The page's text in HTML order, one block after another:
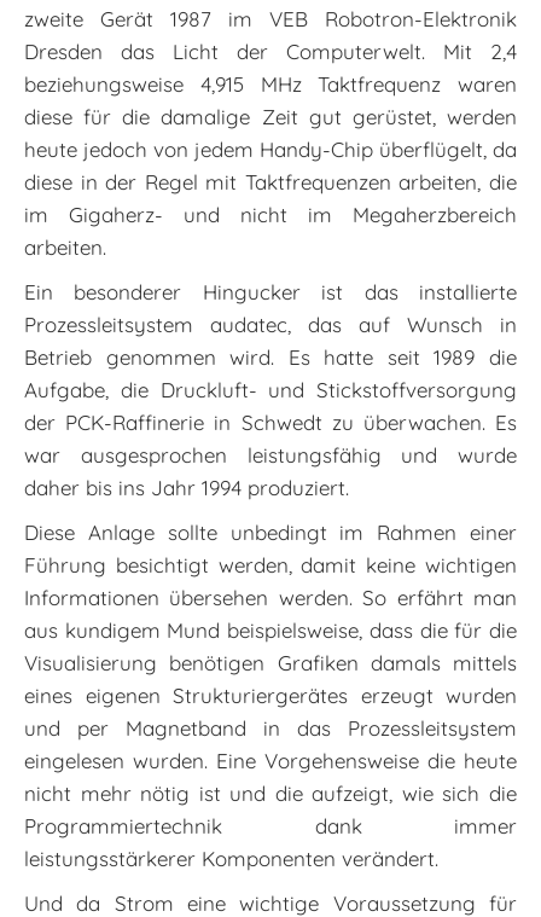
zweite Gerät 1987 im VEB Robotron-Elektronik
Dresden das Licht der Computerwelt. Mit 2,4
beziehungsweise 4,915 MHz Taktfrequenz waren
diese für die damalige Zeit gut gerüstet, werden
heute jedoch von jedem Handy-Chip überflügelt, da
diese in der Regel mit Taktfrequenzen arbeiten, die
im Gigaherz- und nicht im Megaherzbereich
arbeiten.
Ein besonderer Hingucker ist das installierte
Prozessleitsystem audatec, das auf Wunsch in
Betrieb genommen wird. Es hatte seit 1989 die
Aufgabe, die Druckluft- und Stickstoffversorgung
der PCK-Raffinerie in Schwedt zu überwachen. Es
war ausgesprochen leistungsfähig und wurde
daher bis ins Jahr 1994 produziert.
Diese Anlage sollte unbedingt im Rahmen einer
Führung besichtigt werden, damit keine wichtigen
Informationen übersehen werden. So erfährt man
aus kundigem Mund beispielsweise, dass die für die
Visualisierung benötigen Grafiken damals mittels
eines eigenen Strukturiergerätes erzeugt wurden
und per Magnetband in das Prozessleitsystem
eingelesen wurden. Eine Vorgehensweise die heute
nicht mehr nötig ist und die aufzeigt, wie sich die
Programmiertechnik dank immer
leistungsstärkerer Komponenten verändert.
Und da Strom eine wichtige Voraussetzung für